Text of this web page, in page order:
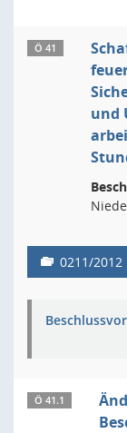
Ö 41
und
0211/2012
Ö 41.1